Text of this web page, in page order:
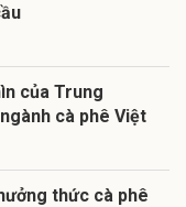
của Trung
cà phê Việt
thức cà phê